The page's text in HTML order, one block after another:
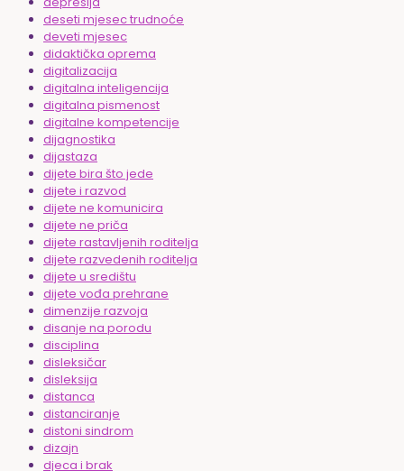
deseti mjesec trudnoće
deveti mjesec
didaktička oprema
digitalizacija
digitalna inteligencija
digitalna pismenost
digitalne kompetencije
dijagnostika
dijastaza
dijete bira što jede
dijete i razvod
dijete ne komunicira
dijete ne priča
dijete rastavljenih roditelja
dijete razvedenih roditelja
dijete u središtu
dijete vođa prehrane
dimenzije razvoja
disanje na porodu
disciplina
disleksičar
disleksija
distanca
distanciranje
distoni sindrom
dizajn
djeca i brak